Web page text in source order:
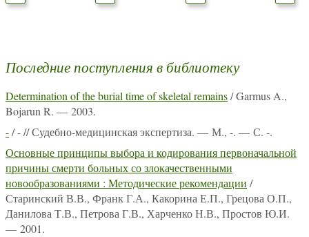
Последние поступления в библиотеку
Determination of the burial time of skeletal remains/ Garmus A.,
Bojarun R. — 2003.
-/ - // Судебно-медицинская экспертиза. — М., -. — С. -.
Основные принципы выбора и кодирования первоначальной
причины смерти больных со злокачественными
новообразованиями : Методические рекомендации /
Старинский В.В., Франк Г.А., Какорина Е.П., Грецова О.П.,
Данилова Т.В., Петрова Г.В., Харченко Н.В., Простов Ю.И.
— 2001.